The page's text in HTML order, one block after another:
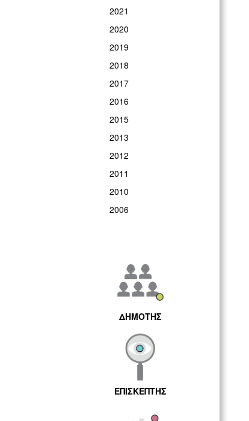
2021
2020
2019
2018
2017
2016
2015
2013
2012
2011
2010
2006
ΔΗΜΟΤΗΣ
ΕΠΙΣΚΕΠΤΗΣ